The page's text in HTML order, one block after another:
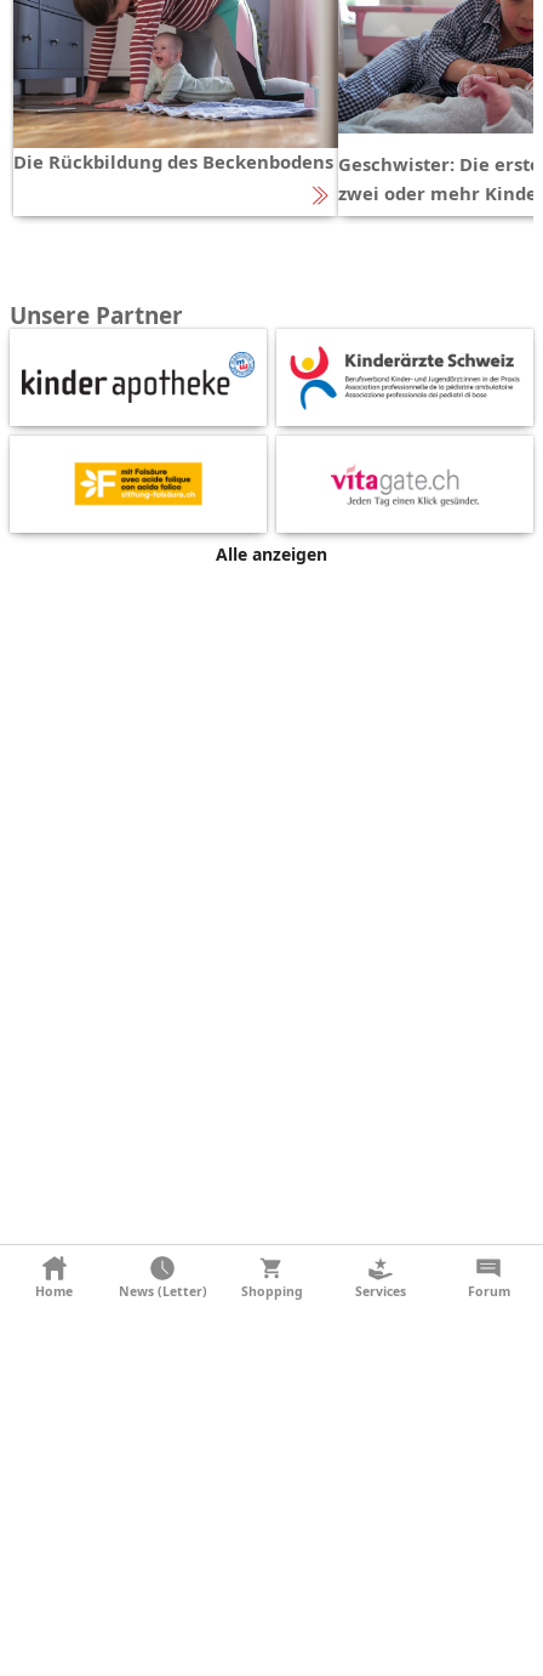
Die Rückbildung des Beckenbodens Geschwister: Die
zwei oder mehr
Unsere Partner
Alle anzeigen
KONTAKT
Home News (Letter) Shopping Services Forum